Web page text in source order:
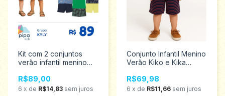
Kit com 2 conjuntos
verão infantil menino
9001620
R$89,00
6 x de R$14,83 sem juros
Conjunto Infantil Menino
Verão Kiko e Kika
R$69,98
6 x de R$11,66 sem juros